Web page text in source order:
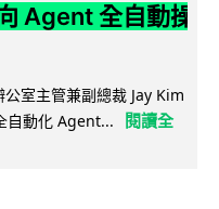
Agent 全自動操
室主管兼副總裁 Jay Kim
自動化 Agent...
閱讀全